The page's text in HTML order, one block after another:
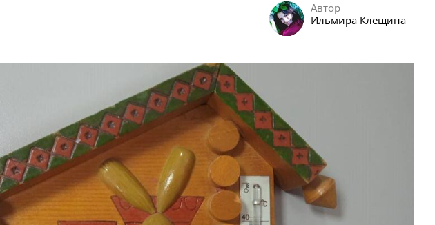
Автор
Ильмира Клещина